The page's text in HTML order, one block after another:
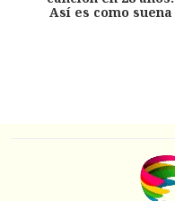
Así es como suena